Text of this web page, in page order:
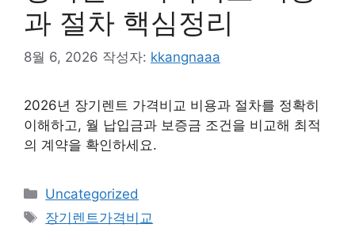
과 절차 핵심정리
8월 6, 2026 작성자: kkangnaaa
2026년 장기렌트 가격비교 비용과 절차를 정확히
이해하고, 월 납입금과 보증금 조건을 비교해 최적
의 계약을 확인하세요.
카
테
Uncategorized
태
장기렌트가격비교